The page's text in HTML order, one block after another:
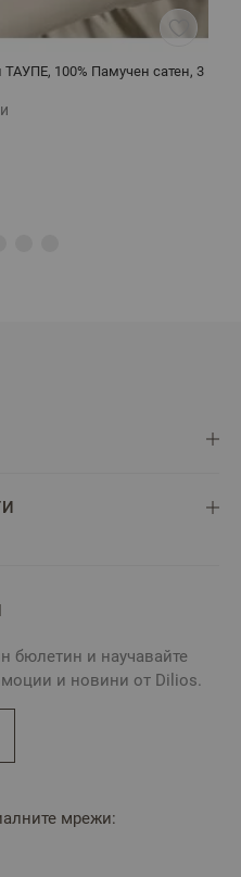
100% Памучен сатен, 3
бюлетин и научавайте
и новини от Dilios.
мрежи: